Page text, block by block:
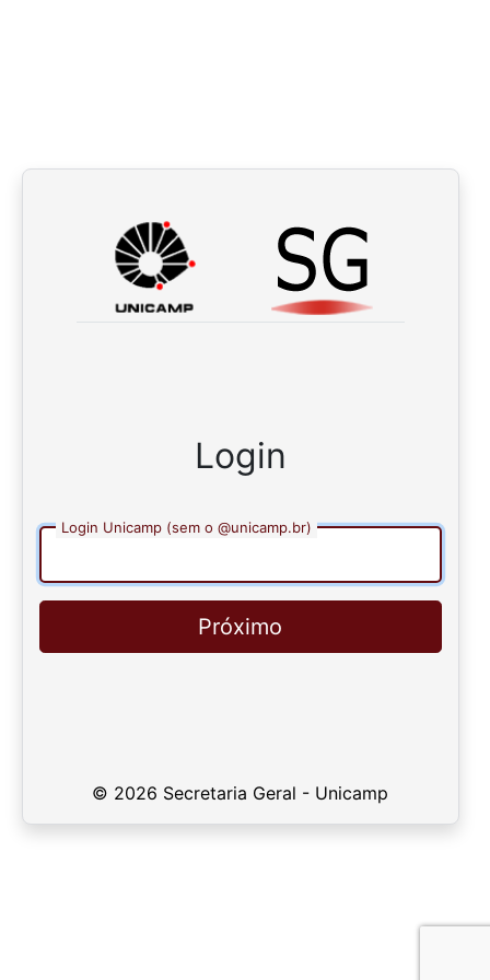
Login
Login Unicamp (sem o @unicamp.br)
Próximo
© 2026 Secretaria Geral - Unicamp